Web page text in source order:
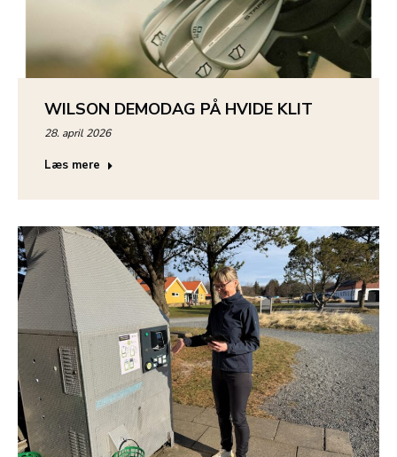
WILSON DEMODAG PÅ HVIDE KLIT
28. april 2026
Læs mere